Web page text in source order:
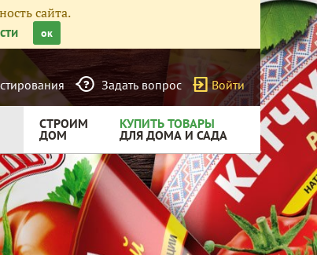
сайта.
ок
Задать вопрос Войти
СТРОИМ
ДОМ
КУПИТЬ ТОВАРЫ
ДЛЯ ДОМА И САДА